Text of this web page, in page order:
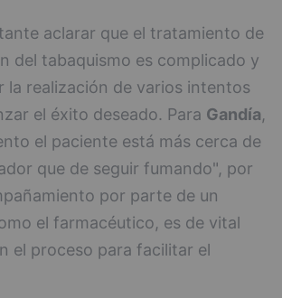
aclarar que el tratamiento de
del tabaquismo es complicado y
la realización de varios intentos
el éxito deseado. Para Gandía,
el paciente está más cerca de
que de seguir fumando", por
por parte de un
el farmacéutico, es de vital
el proceso para facilitar el